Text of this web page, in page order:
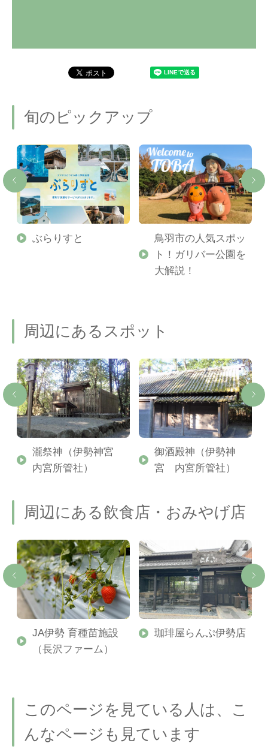
旬のピックアップ
ぶらりすと
鳥羽市の人気スポッ
ト！ガリバー公園を
大解説！
周辺にあるスポット
瀧祭神（伊勢神宮
内宮所管社）
御酒殿神（伊勢神
宮 内宮所管社）
周辺にある飲食店・おみやげ店
JA伊勢 育種苗施設
（長沢ファーム）
珈琲屋らんぷ伊勢店
このページを見ている人は、こ
んなページも見ています